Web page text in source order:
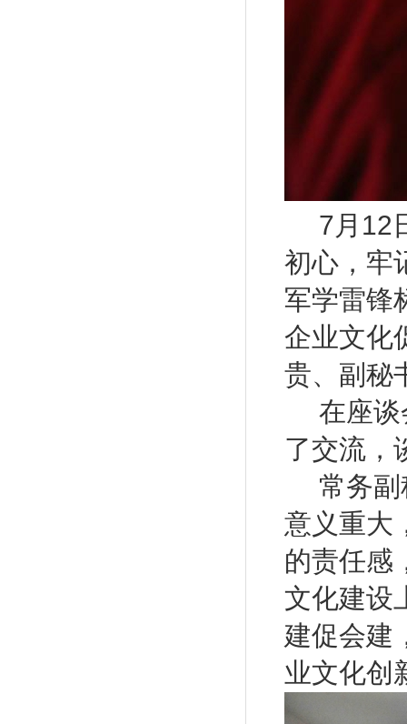
7 月 12
初心，牢
军学雷锋
企业文化
贵、副秘
在座
了交流，
常务
意义重大
的责任感
文化建设
建促会建
业文化创